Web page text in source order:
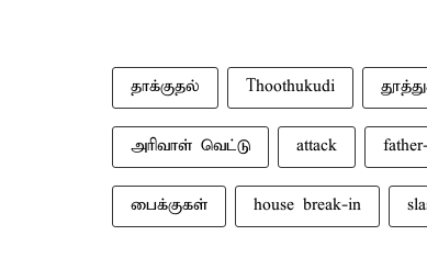
தாக்குதல் Thoothukudi
அரிவாள் வெட்டு attack
பைக்குகள் house break-in